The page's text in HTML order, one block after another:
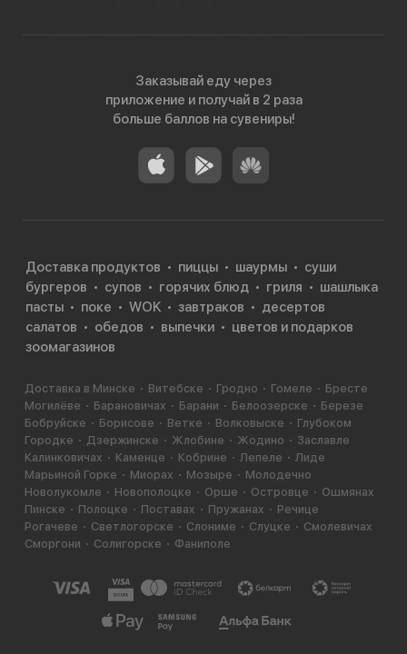
спросить у Вашего официанта, из чего состоит
васаби в их кафе.
Заказывай еду через
приложение и получай в 2 раза
больше баллов на сувениры!
Доставка продуктов пиццы шаурмы
суши
бургеров
супов горячих блюд гриля
шашлыка
пасты
поке WOK завтраков
десертов
салатов
обедов выпечки
цветов и подарков
зоомагазинов
Доставка в Минске Витебске Гродно Гомеле
Бресте
Могилёве
Барановичах Барани Белоозерске
Березе
Бобруйске
Борисове Ветке Волковыске
Глубоком
Городке
Дзержинске Жлобине Жодино
Заславле
Калинковичах
Каменце Кобрине Лепеле
Лиде
Марьиной Горке
Миорах Мозыре
Молодечно
Новолукомле
Новополоцке Орше Островце
Ошмянах
Пинске
Полоцке Поставах Пружанах
Речице
Рогачеве
Светлогорске Слониме Слуцке
Смолевичах
Сморгони
Солигорске Фаниполе